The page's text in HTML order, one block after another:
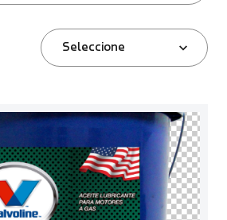
Seleccione